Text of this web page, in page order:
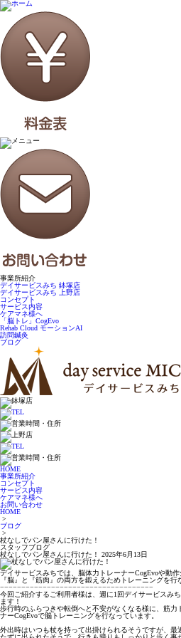
事業所紹介
デイサービスみち 鉢塚店
デイサービスみち 上野店
コンセプト
サービス内容
ケアマネ様へ
「脳トレ」CogEvo
Rehab Cloud モーションAI
訪問鍼灸
ブログ
HOME
事業所紹介
コンセプト
サービス内容
ケアマネ様へ
お問い合わせ
HOME
>
ブログ
>
杖なしでパン屋さんに行けた！
スタッフブログ
杖なしでパン屋さんに行けた！
2025年6月13日
デイサービスみちでは、脳体力トレーナーCogEvoや動
『脳』と『筋肉』の両方を鍛えるためトレーニングを行
−−−−−−−−−−−−−−−−−−−−−−−−−−−−−−−−−−−−
今回ご紹介するご利用者様は、週に1回デイサービスみ
ます！
歩行時のふらつきや転倒へと不安がなくなる様に、筋
ナーCogEvoで脳トレーニングを行なっています。
外出時はいつも杖を持って出掛けられるそうですが、